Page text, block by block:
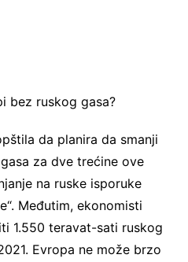
bez ruskog gasa?
da planira da smanji
za dve trećine ove
na ruske isporuke
Međutim, ekonomisti
1.550 teravat-sati ruskog
Evropa ne može brzo